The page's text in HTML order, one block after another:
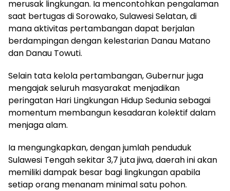
merusak lingkungan. Ia mencontohkan pengalaman
saat bertugas di Sorowako, Sulawesi Selatan, di
mana aktivitas pertambangan dapat berjalan
berdampingan dengan kelestarian Danau Matano
dan Danau Towuti.
Selain tata kelola pertambangan, Gubernur juga
mengajak seluruh masyarakat menjadikan
peringatan Hari Lingkungan Hidup Sedunia sebagai
momentum membangun kesadaran kolektif dalam
menjaga alam.
Ia mengungkapkan, dengan jumlah penduduk
Sulawesi Tengah sekitar 3,7 juta jiwa, daerah ini akan
memiliki dampak besar bagi lingkungan apabila
setiap orang menanam minimal satu pohon.